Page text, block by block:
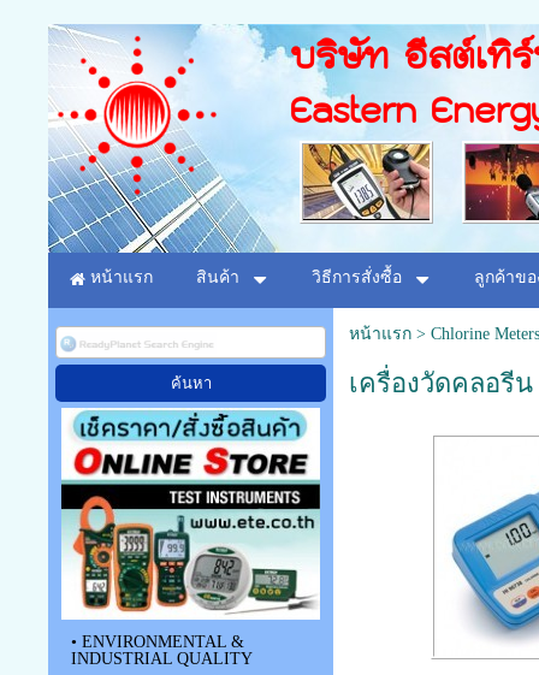
บริษัท อีสต์เทิ
Eastern
หน้าแรก สินค้า วิธีการสั่งซื้อ ลูกค้าขอ
• ENVIRONMENTAL &
INDUSTRIAL QUALITY
หน้าแรก> Chlorine Meters
เครื่องวัดคลอรีน